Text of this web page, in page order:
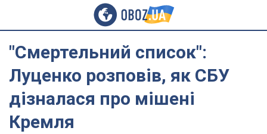
"Смертельний список":
Луценко розповів, як СБУ
дізналася про мішені
Кремля